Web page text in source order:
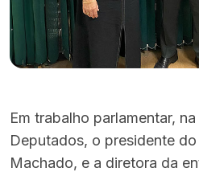
Em trabalho parlamentar,
Deputados, o presidente
Machado, e a diretora da